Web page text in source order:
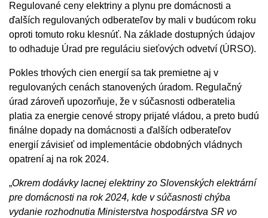
Regulované ceny elektriny a plynu pre domácnosti a
ďalších regulovaných odberateľov by mali v budúcom roku
oproti tomuto roku klesnúť. Na základe dostupných údajov
to odhaduje Úrad pre reguláciu sieťových odvetví (ÚRSO).
Pokles trhových cien energií sa tak premietne aj v
regulovaných cenách stanovených úradom. Regulačný
úrad zároveň upozorňuje, že v súčasnosti odberatelia
platia za energie cenové stropy prijaté vládou, a preto budú
finálne dopady na domácnosti a ďalších odberateľov
energií závisieť od implementácie obdobných vládnych
opatrení aj na rok 2024.
„Okrem dodávky lacnej elektriny zo Slovenských elektrární
pre domácnosti na rok 2024, kde v súčasnosti chýba
vydanie rozhodnutia Ministerstva hospodárstva SR vo